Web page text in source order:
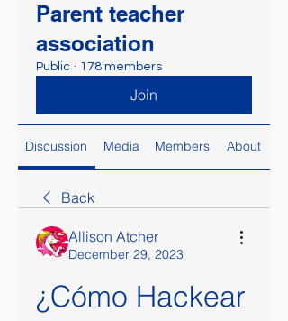
Parent teacher
association
Public · 178 members
Join
Discussion Media Members About
Back
Allison Atcher
December 29, 2023
¿Cómo Hackear